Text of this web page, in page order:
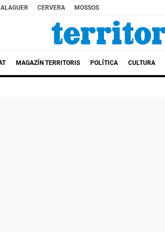
CERVERA MOSSOS
MAGAZÍN TERRITORIS POLÍTICA CULTURA